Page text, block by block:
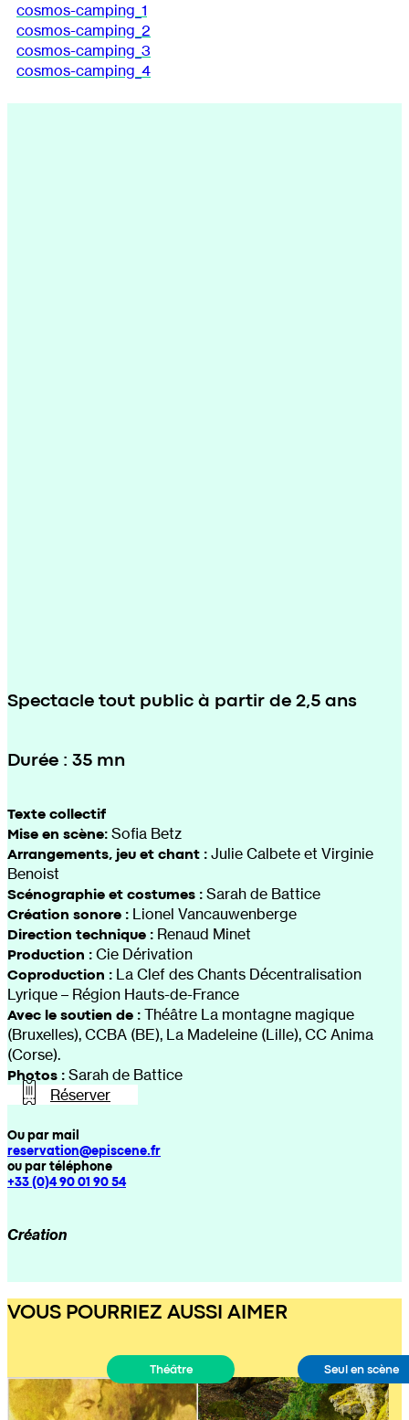
cosmos-camping_1
cosmos-camping_2
cosmos-camping_3
cosmos-camping_4
Spectacle tout public à partir de 2,5 ans
Durée : 35 mn
Texte collectif
Mise en scène: Sofia Betz
Arrangements, jeu et chant : Julie Calbete et Virginie
Benoist
Scénographie et costumes : Sarah de Battice
Création sonore : Lionel Vancauwenberge
Direction technique : Renaud Minet
Production : Cie Dérivation
Coproduction : La Clef des Chants Décentralisation
Lyrique – Région Hauts-de-France
Avec le soutien de : Théâtre La montagne magique
(Bruxelles), CCBA (BE), La Madeleine (Lille), CC Anima
(Corse).
Photos : Sarah de Battice
Réserver
Ou par mail
reservation@episcene.fr
ou par téléphone
+33 (0)4 90 01 90 54
Création
VOUS POURRIEZ AUSSI AIMER
Théâtre Seul en scène